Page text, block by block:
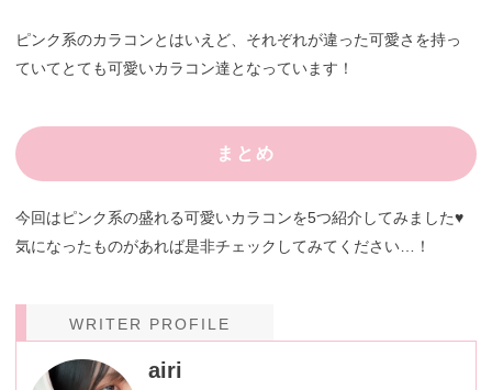
ピンク系のカラコンとはいえど、それぞれが違った可愛さを持っ
ていてとても可愛いカラコン達となっています！
まとめ
今回はピンク系の盛れる可愛いカラコンを5つ紹介してみました♥
気になったものがあれば是非チェックしてみてください…！
WRITER PROFILE
airi